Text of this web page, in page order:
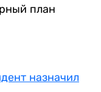
план
назначил